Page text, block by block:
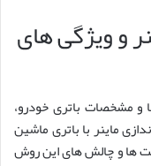
و ویژگی های
مشخصات باتری خودرو،
ماینر با باتری ماشین
ها و چالش های این روش